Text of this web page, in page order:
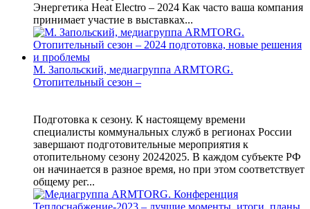
Энергетика Heat Electro – 2024 Как часто ваша компания
принимает участие в выставках...
М. Запольский, медиагруппа ARMTORG.
Отопительный сезон –
Подготовка к сезону. К настоящему времени
специалисты коммунальных служб в регионах России
завершают подготовительные мероприятия к
отопительному сезону 20242025. В каждом субъекте РФ
он начинается в разное время, но при этом соответствует
общему рег...